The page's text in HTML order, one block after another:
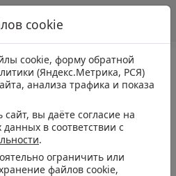
cookie
cookie, форму обратной
(Яндекс.Метрика, РСЯ)
анализа трафика и показа
вы даёте согласие на
в соответствии с
.
ограничить или
файлов cookie,